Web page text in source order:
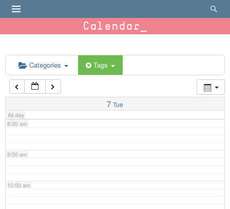
Calendar
Categories Tags
7 Tue
All-day
6:00 am
7:00 am
8:00 am
9:00 am
10:00 am